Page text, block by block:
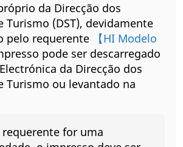
da Direcção dos
Turismo (DST), devidamente
pelo requerente
【HI Modelo
pode ser descarregado
da Direcção dos
Turismo ou levantado na
requerente for uma